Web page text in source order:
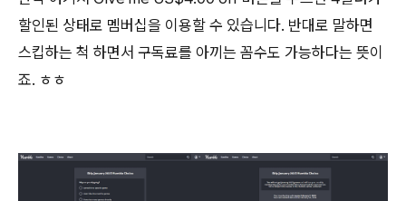
할인된 상태로 멤버십을 이용할 수 있습니다. 반대로 말하면
스킵하는 척 하면서 구독료를 아끼는 꼼수도 가능하다는 뜻이
죠. ㅎㅎ